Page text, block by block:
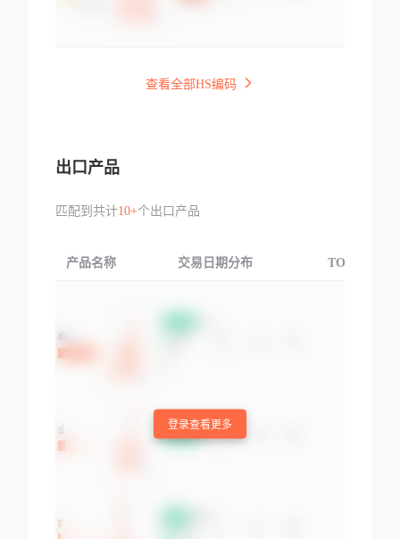
查看全部HS编码
出口产品
匹配到共计10+个出口产品
产品名称 交易日期分布 TOP3交易国
登录查看更多